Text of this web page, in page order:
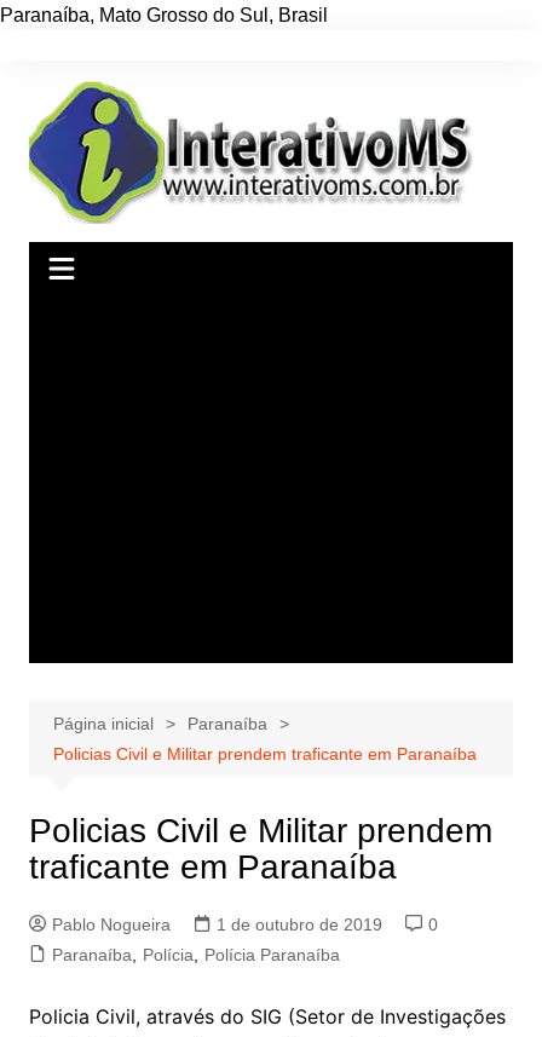
Paranaíba, Mato Grosso do Sul , Brasil
conteúdo
Página inicial
Paranaíba
Policias Civil e Militar prendem traficante em Paranaíba
Policias Civil e Militar prendem
traficante em Paranaíba
Pablo Nogueira 1 de outubro de 2019
0
Paranaíba
Polícia Polícia Paranaíba
Policia Civil, através do SIG (Setor de Investigações